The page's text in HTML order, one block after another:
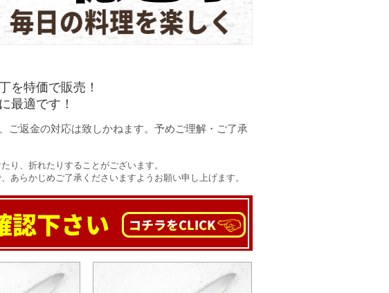
を特価で販売！
最適です！
返金の対応は致しかねます。予めご理解・ご了承
り、折れたりすることがございます。
あらかじめご了承くださいますようお願い申し上げます。